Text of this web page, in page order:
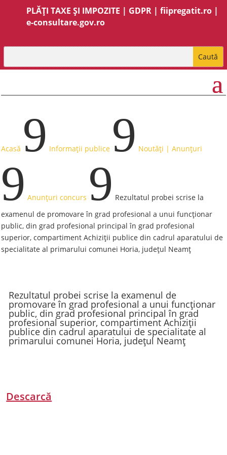
PLĂȚI TAXE ȘI IMPOZITE | GDPR |fiipregatit.ro |
e-consultare.gov.ro
Acasă 9 Informații publice 9 Noutăți | Anunțuri
9 Anunțuri concurs 9 Rezultatul probei scrise la
examenul de promovare în grad profesional a unui funcționar
public, din grad profesional principal în grad profesional
superior, compartiment Achiziții publice din cadrul aparatului de
specialitate al primarului comunei Horia, județul Neamț
Rezultatul probei scrise la examenul de
promovare în grad profesional a unui funcționar
public, din grad profesional principal în grad
profesional superior, compartiment Achiziții
publice din cadrul aparatului de specialitate al
primarului comunei Horia, județul Neamț
Descarcă